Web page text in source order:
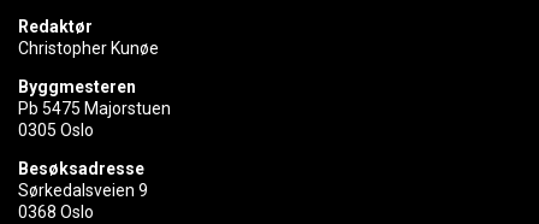
Redaktør
Christopher Kunøe
Byggmesteren
Pb 5475 Majorstuen
0305 Oslo
Besøksadresse
Sørkedalsveien 9
0368 Oslo